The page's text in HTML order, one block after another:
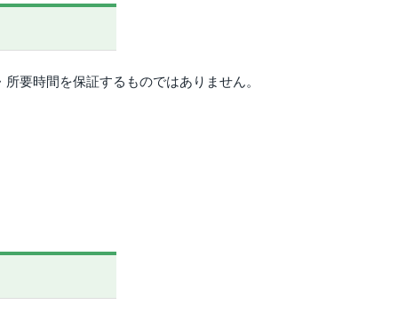
要時間を保証するものではありません。